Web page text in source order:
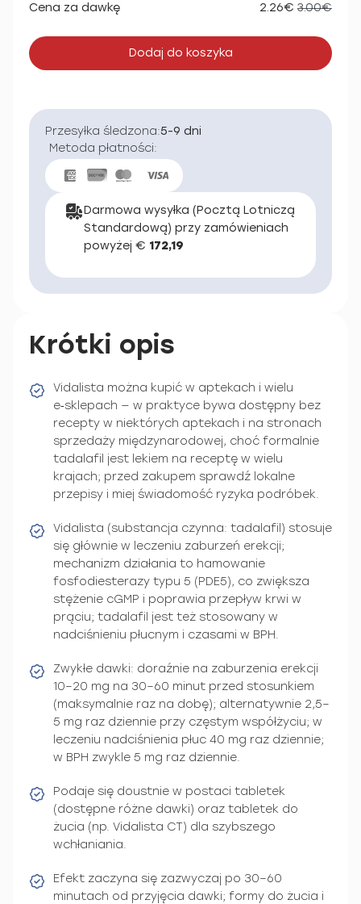
Cena za dawkę 2.26€ 3.00€
Dodaj do koszyka
Przesyłka śledzona:5-9 dni
Metoda płatności:
Darmowa wysyłka (Pocztą Lotniczą
Standardową) przy zamówieniach
powyżej € 172,19
Krótki opis
Vidalista można kupić w aptekach i wielu
e‑sklepach — w praktyce bywa dostępny bez
recepty w niektórych aptekach i na stronach
sprzedaży międzynarodowej, choć formalnie
tadalafil jest lekiem na receptę w wielu
krajach; przed zakupem sprawdź lokalne
przepisy i miej świadomość ryzyka podróbek.
Vidalista (substancja czynna: tadalafil) stosuje
się głównie w leczeniu zaburzeń erekcji;
mechanizm działania to hamowanie
fosfodiesterazy typu 5 (PDE5), co zwiększa
stężenie cGMP i poprawia przepływ krwi w
prąciu; tadalafil jest też stosowany w
nadciśnieniu płucnym i czasami w BPH.
Zwykłe dawki: doraźnie na zaburzenia erekcji
10–20 mg na 30–60 minut przed stosunkiem
(maksymalnie raz na dobę); alternatywnie 2,5–
5 mg raz dziennie przy częstym współżyciu; w
leczeniu nadciśnienia płuc 40 mg raz dziennie;
w BPH zwykle 5 mg raz dziennie.
Podaje się doustnie w postaci tabletek
(dostępne różne dawki) oraz tabletek do
żucia (np. Vidalista CT) dla szybszego
wchłaniania.
Efekt zaczyna się zazwyczaj po 30–60
minutach od przyjęcia dawki; formy do żucia i